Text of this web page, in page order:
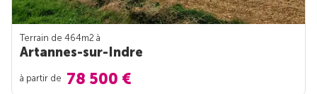
Terrain de 464m2 à
Artannes-sur-Indre
à partir de 78 500 €